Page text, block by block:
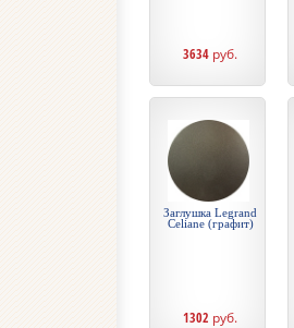
3634 руб.
Заглушка Legrand
Celiane (графит)
1302 руб.